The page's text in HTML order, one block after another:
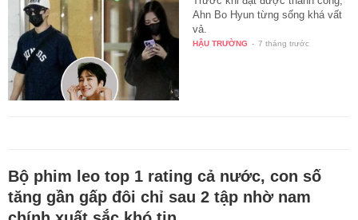
Ahn Bo Hyun từng sống khá vất
vả.
HẬU TRƯỜNG - 7 tháng trước
Bộ phim leo top 1 rating cả nước, con số
tăng gần gấp đôi chỉ sau 2 tập nhờ nam